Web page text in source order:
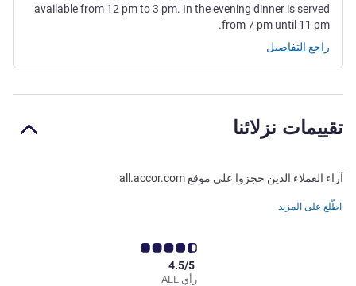
available from 12 pm to 3 pm. In the evening dinner is served
from 7 pm until 11 pm.
راجع التفاصيل
تقييمات نزلائنا
آراء العملاء الذين حجزوا على موقع all.accor.com
اطّلع على المزيد
رأي ALL
4.5/5